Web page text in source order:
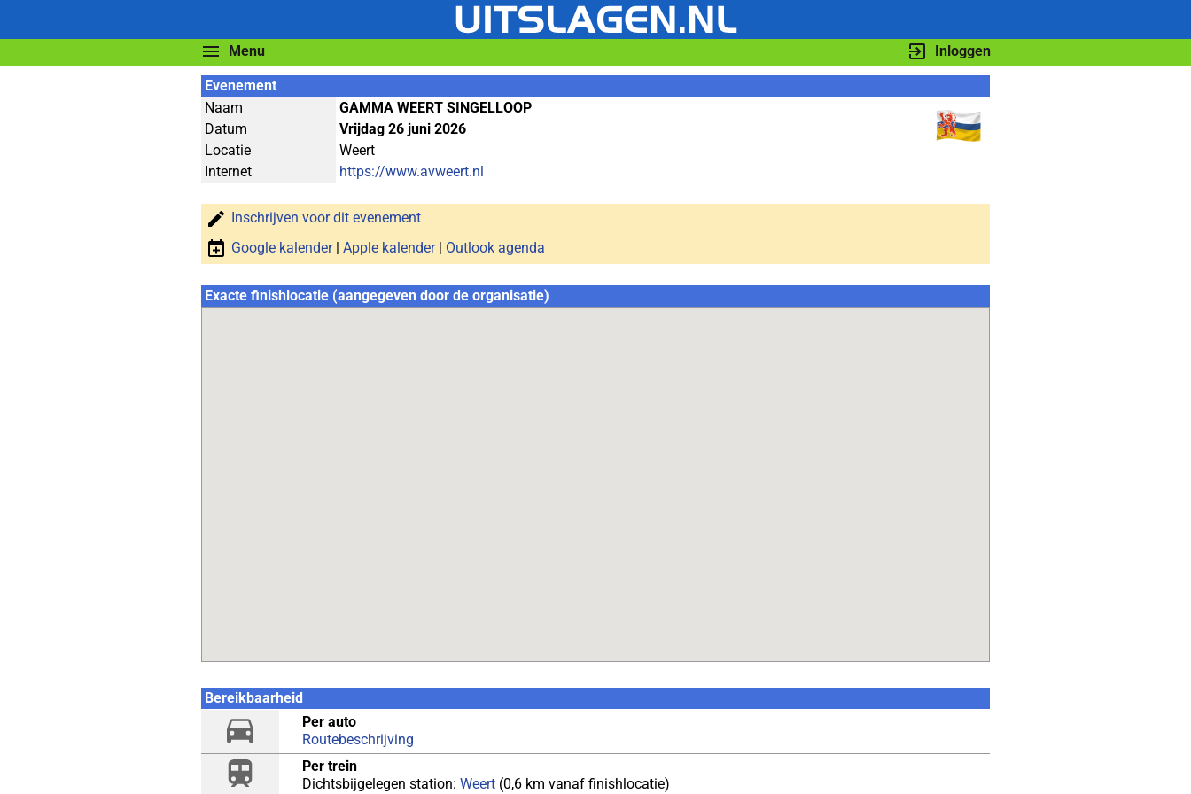
Menu Inloggen
Evenement
Naam
GAMMA WEERT SINGELLOOP
Datum
Vrijdag 26 juni 2026
Locatie
Weert
Internet
https://www.avweert.nl
Inschrijven voor dit evenement
Google kalender| Apple kalender| Outlook agenda
Exacte finishlocatie (aangegeven door de organisatie)
Bereikbaarheid
Per auto
Routebeschrijving
Per trein
Dichtsbijgelegen station: Weert (0,6 km vanaf finishlocatie)